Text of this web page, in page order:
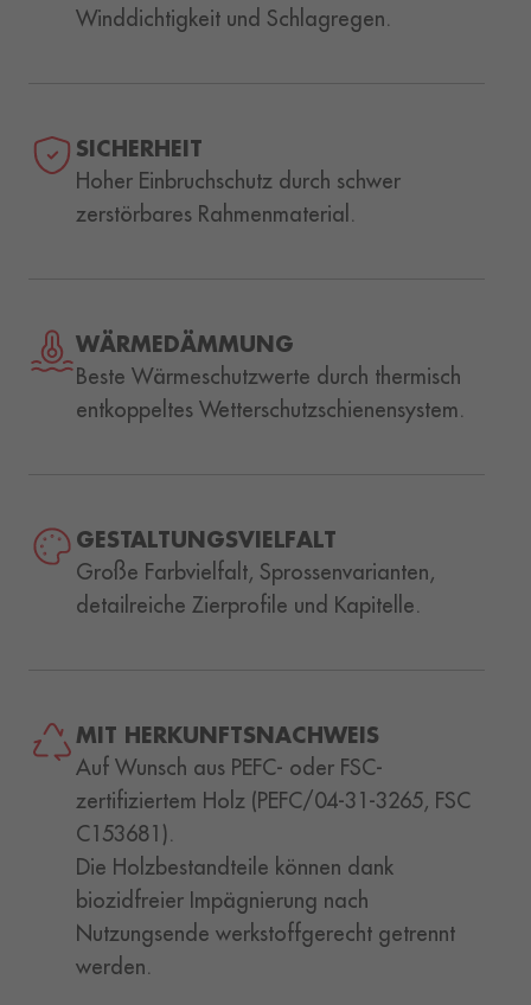
Winddichtigkeit und Schlagregen.
SICHERHEIT
Hoher Einbruchschutz durch schwer
zerstörbares Rahmenmaterial.
WÄRMEDÄMMUNG
Beste Wärmeschutzwerte durch thermisch
entkoppeltes Wetterschutzschienensystem.
GESTALTUNGSVIELFALT
Große Farbvielfalt, Sprossenvarianten,
detailreiche Zierprofile und Kapitelle.
MIT HERKUNFTSNACHWEIS
Auf Wunsch aus PEFC- oder FSC-
zertifiziertem Holz (PEFC/04-31-3265, FSC
C153681).
Die Holzbestandteile können dank
biozidfreier Impägnierung nach
Nutzungsende werkstoffgerecht getrennt
werden.